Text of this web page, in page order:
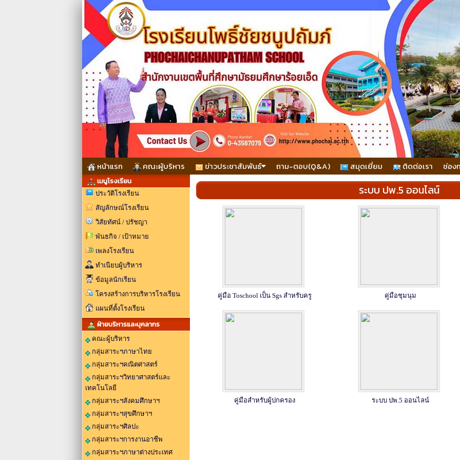
หน้าแรก คณะผู้บริหาร ข่าวประชาสัมพันธ์ ถาม-ตอบ(Q&A) สมุดเยี่ยม ติดต่อเรา ช่อง
เมนูโรงเรียน
ประวัติโรงเรียน
สัญลักษณ์โรงเรียน
วิสัยทัศน์ / ปรัชญา
พันธกิจ / เป้าหมาย
เพลงโรงเรียน
ทำเนียบผู้บริหาร
ข้อมูลนักเรียน
โครงสร้างการบริหารโรงเรียน
แผนที่ตั้งโรงเรียน
ฝ่ายบริหารและบุคลากร
คณะผู้บริหาร
กลุ่มสาระฯภาษาไทย
กลุ่มสาระฯคณิตศาสตร์
กลุ่มสาระฯวิทยาศาสตร์และ
เทคโนโลยี
กลุ่มสาระฯสังคมศึกษาฯ
กลุ่มสาระฯสุขศึกษาฯ
กลุ่มสาระฯศิลปะ
กลุ่มสาระฯการงานอาชีพ
กลุ่มสาระฯภาษาต่างประเทศ
ระบบ ปพ.5 ออนไลน์
คู่มือ Toschool เป็น Sgs สำหรับครู คู่มือชุมนุม
คู่มือสำหรับผู้ปกครอง ระบบ ปพ.5 ออนไลน์